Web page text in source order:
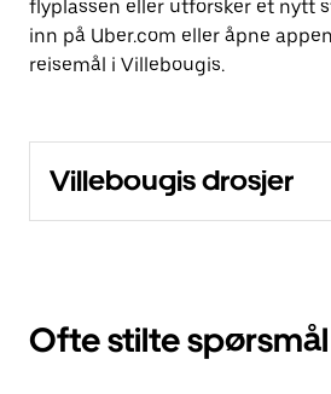
flyplassen eller utforsker et nytt
inn på Uber.com eller åpne
reisemål i Villebougis.
Villebougis drosjer
Ofte stilte spørsmål